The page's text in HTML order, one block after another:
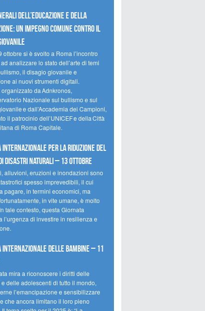
dell’Educazione e della
un impegno comune contro il
ottobre si è svolto a Roma l’incontro
analizzare lo stato dell’arte di temi
il disagio giovanile e
ai nuovi strumenti digitali.
organizzato da Adnkronos,
Nazionale sul bullismo e sul
e dall’Accademia dei Campioni,
il patrocinio dell’UNICEF e della Città
di Roma Capitale.
internazionale per la riduzione del
disastri naturali – 13 ottobre
alluvioni, eruzioni e inondazioni sono
spesso imprevedibili, il cui
pagare, in termini economici, ma
in vite umane, è molto
tale contesto, questa Giornata
l’urgenza di investire in resilienza e
internazionale delle bambine – 11
mira a riconoscere i diritti delle
delle adolescenti di tutto il mondo,
l’emancipazione e sensibilizzare
che ancora limitano il loro pieno